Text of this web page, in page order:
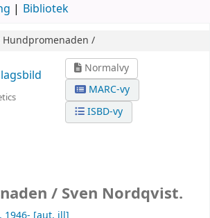
Bibliotek
Hundpromenaden /
Normalvy
MARC-vy
ISBD-vy
/ Sven Nordqvist.